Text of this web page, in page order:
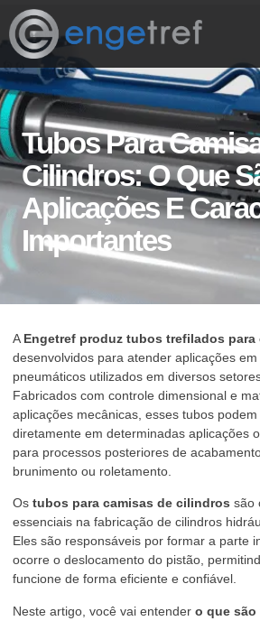
Tubos Para
Cilindros: O Que
Aplicações E
Importantes
A Engetref produz tubos trefilados
desenvolvidos para atender aplicações
pneumáticos utilizados em diversos
Fabricados com controle dimensional e
aplicações mecânicas, esses tubos
diretamente em determinadas aplicações
para processos posteriores de
brunimento ou roletamento.
Os tubos para camisas de cilindros são
essenciais na fabricação de cilindros
Eles são responsáveis por formar a parte
ocorre o deslocamento do pistão,
funcione de forma eficiente e confiável.
Neste artigo, você vai entender o que são